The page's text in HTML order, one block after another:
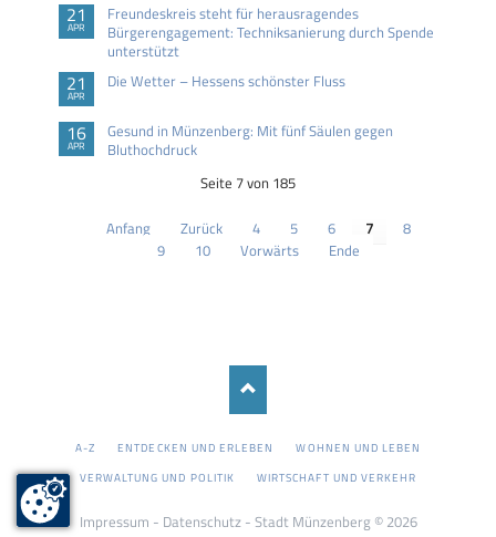
21
APR
Freundeskreis steht für herausragendes
Bürgerengagement: Techniksanierung durch Spende
unterstützt
21
APR
Die Wetter – Hessens schönster Fluss
16
APR
Gesund in Münzenberg: Mit fünf Säulen gegen
Bluthochdruck
Seite 7 von 185
Anfang Zurück 4 5 6 7
8
9
10 Vorwärts Ende
NAVIGATION
A-Z ENTDECKEN UND ERLEBEN
WOHNEN UND LEBEN
VERWALTUNG UND POLITIK
WIRTSCHAFT UND VERKEHR
Impressum - Datenschutz- Stadt Münzenberg © 2026